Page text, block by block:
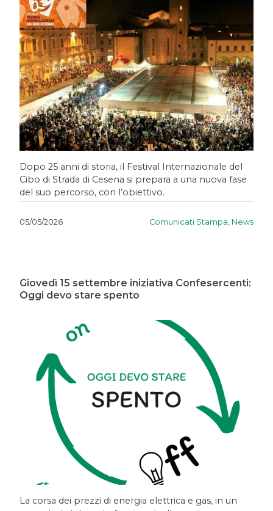
Dopo 25 anni di storia, il Festival Internazionale del
Cibo di Strada di Cesena si prepara a una nuova fase
del suo percorso, con l’obiettivo.
05/05/2026 Comunicati Stampa News
Giovedì 15 settembre iniziativa Confesercenti:
Oggi devo stare spento
La corsa dei prezzi di energia elettrica e gas, in un